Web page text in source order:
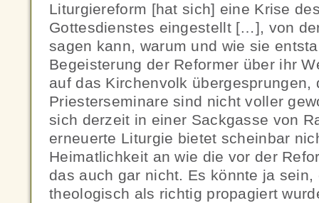
Liturgiereform [hat sich] eine Krise
Gottesdienstes eingestellt […], von
sagen kann, warum und wie sie
Begeisterung der Reformer über ihr
auf das Kirchenvolk übergesprungen,
Priesterseminare sind nicht voller
sich derzeit in einer Sackgasse von
erneuerte Liturgie bietet scheinbar
Heimatlichkeit an wie die vor der
das auch gar nicht. Es könnte ja sein,
theologisch als richtig propagiert